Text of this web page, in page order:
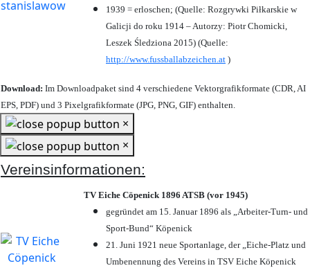
1939 = erloschen; (Quelle: Rozgrywki Piłkarskie w
Galicji do roku 1914 – Autorzy: Piotr Chomicki,
Leszek Śledziona 2015) (Quelle:
http://www.fussballabzeichen.at )
Download: Im Downloadpaket sind 4 verschiedene Vektorgrafikformate (CDR, AI
EPS, PDF) und 3 Pixelgrafikformate (JPG, PNG, GIF) enthalten.
×
×
Vereinsinformationen:
TV Eiche Cöpenick 1896 ATSB (vor 1945)
gegründet am 15. Januar 1896 als „Arbeiter-Turn- und
Sport-Bund“ Köpenick
21. Juni 1921 neue Sportanlage, der „Eiche-Platz und
Umbenennung des Vereins in TSV Eiche Köpenick